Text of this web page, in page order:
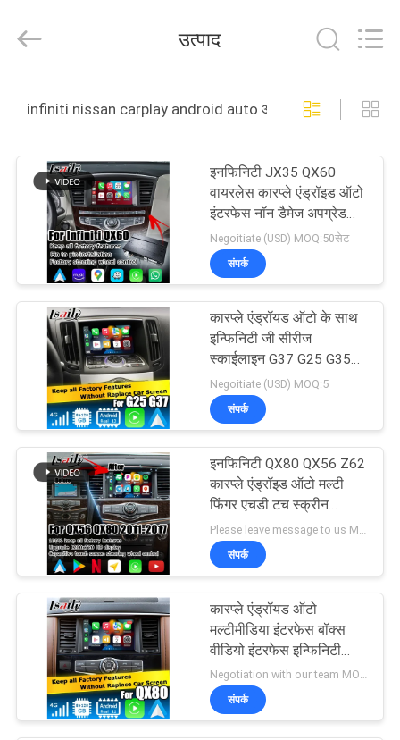
उत्पादों
वीडियो
बारे
कारखाना
भ्रमण
गुणवत्ता
नियंत्रण
संपर्क
करें
समाचार
मामलों
Electron
Co.,Ltd.
Reserved.
उत्पाद
infiniti nissan carplay android auto ऑनलाइन निर्माण
इनफिनिटी JX35 QX60
वायरलेस कारप्ले एंड्रॉइड ऑटो
इंटरफेस नॉन डैमेज अपग्रेड
सॉल्यूशन
Negoitiate (USD) MOQ:50सेट
संपर्क
कारप्ले एंड्रॉयड ऑटो के साथ
इन्फिनिटी जी सीरीज
स्काईलाइन G37 G25 G35
Q40 V36 एंड्रॉयड 13 वीडियो
इंटरफ़ेस
Negoitiate (USD) MOQ:5
संपर्क
इनफिनिटी QX80 QX56 Z62
कारप्ले एंड्रॉइड ऑटो मल्टी
फिंगर एचडी टच स्क्रीन
upgarde IT08
संपर्क
कारप्ले एंड्रॉयड ऑटो
मल्टीमीडिया इंटरफेस बॉक्स
वीडियो इंटरफेस इन्फिनिटी
QX80 2018
Negotiation with our team MOQ:10 टुकड़े
संपर्क